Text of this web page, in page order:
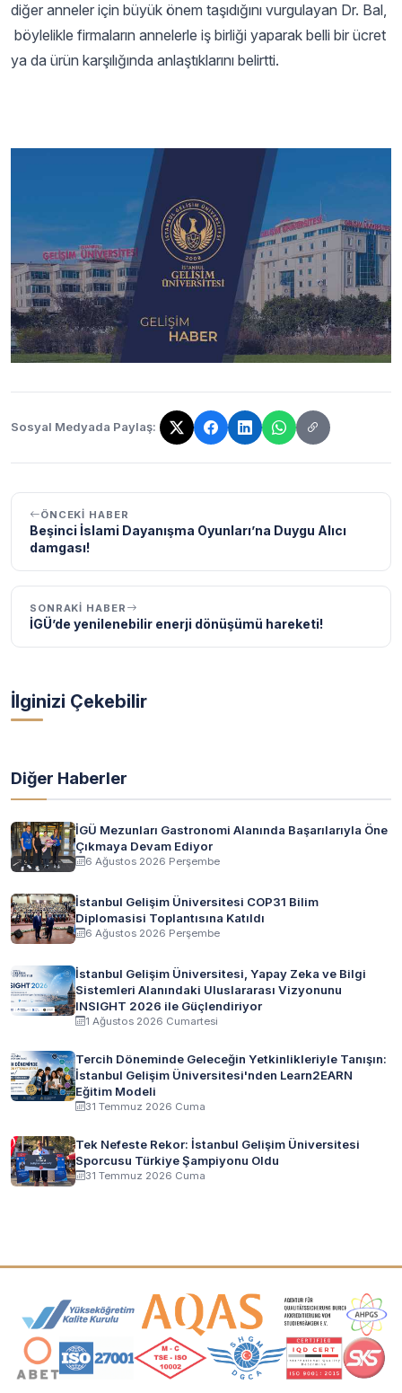
diğer anneler için büyük önem taşıdığını vurgulayan Dr. Bal,
böylelikle firmaların annelerle iş birliği yaparak belli bir ücret
ya da ürün karşılığında anlaştıklarını belirtti.
Sosyal Medyada Paylaş:
Bağlantı kopyalandı!
ÖNCEKI HABER
Beşinci İslami Dayanışma Oyunları’na Duygu Alıcı
damgası!
SONRAKI HABER
İGÜ’de yenilenebilir enerji dönüşümü hareketi!
İlginizi Çekebilir
Diğer Haberler
İGÜ Mezunları Gastronomi Alanında Başarılarıyla Öne
Çıkmaya Devam Ediyor
6 Ağustos 2026 Perşembe
İstanbul Gelişim Üniversitesi COP31 Bilim
Diplomasisi Toplantısına Katıldı
6 Ağustos 2026 Perşembe
İstanbul Gelişim Üniversitesi, Yapay Zeka ve Bilgi
Sistemleri Alanındaki Uluslararası Vizyonunu
INSIGHT 2026 ile Güçlendiriyor
1 Ağustos 2026 Cumartesi
Tercih Döneminde Geleceğin Yetkinlikleriyle Tanışın:
İstanbul Gelişim Üniversitesi'nden Learn2EARN
Eğitim Modeli
31 Temmuz 2026 Cuma
Tek Nefeste Rekor: İstanbul Gelişim Üniversitesi
Sporcusu Türkiye Şampiyonu Oldu
31 Temmuz 2026 Cuma
Akreditasyon ve Üyelik Logoları